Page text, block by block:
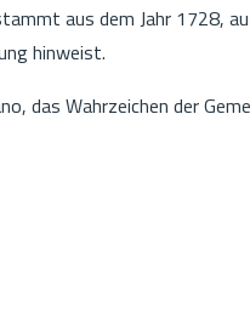
aus dem Jahr 1728,
hinweist.
das Wahrzeichen der